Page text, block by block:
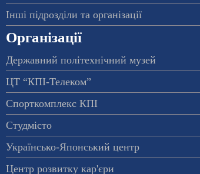
Інші підрозділи та організації
Організації
Державний політехнічний музей
ЦТ “КПІ-Телеком”
Спорткомплекс КПІ
Студмісто
Українсько-Японський центр
Центр розвитку кар'єри